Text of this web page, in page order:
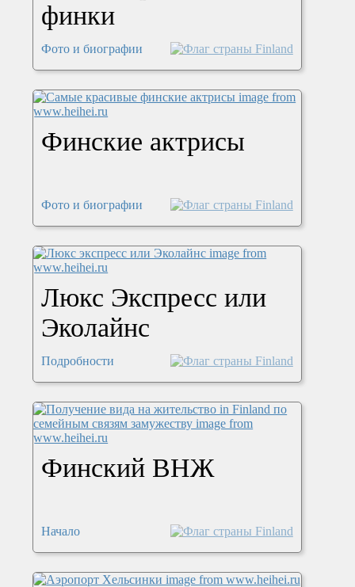
финки
Фото и биографии
Финские актрисы
Фото и биографии
Люкс Экспресс или
Эколайнс
Подробности
Финский ВНЖ
Начало